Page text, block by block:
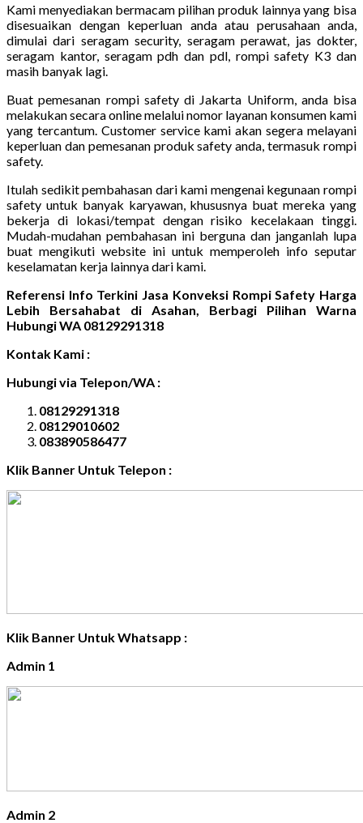
Kami menyediakan bermacam pilihan produk lainnya yang bisa
disesuaikan dengan keperluan anda atau perusahaan anda,
dimulai dari seragam security, seragam perawat, jas dokter,
seragam kantor, seragam pdh dan pdl, rompi safety K3 dan
masih banyak lagi.
Buat pemesanan rompi safety di Jakarta Uniform, anda bisa
melakukan secara online melalui nomor layanan konsumen kami
yang tercantum. Customer service kami akan segera melayani
keperluan dan pemesanan produk safety anda, termasuk rompi
safety.
Itulah sedikit pembahasan dari kami mengenai kegunaan rompi
safety untuk banyak karyawan, khususnya buat mereka yang
bekerja di lokasi/tempat dengan risiko kecelakaan tinggi.
Mudah-mudahan pembahasan ini berguna dan janganlah lupa
buat mengikuti website ini untuk memperoleh info seputar
keselamatan kerja lainnya dari kami.
Referensi Info Terkini Jasa Konveksi Rompi Safety Harga
Lebih Bersahabat di Asahan, Berbagi Pilihan Warna
Hubungi WA 08129291318
Kontak Kami :
Hubungi via Telepon/WA :
08129291318
08129010602
083890586477
Klik Banner Untuk Telepon :
Klik Banner Untuk Whatsapp :
Admin 1
Admin 2